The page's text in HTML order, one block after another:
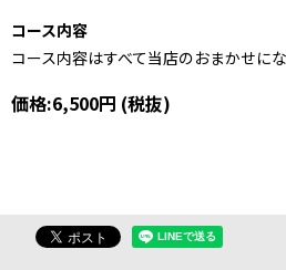
コース内容
コース内容はすべて当店のおまかせにな
価格:6,500円 (税抜)